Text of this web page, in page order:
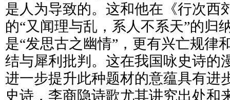
是人为导致的。这和他在《行次西
的“又闻理与乱，系人不系天”的归
是“发思古之幽情”，更有兴亡规律
结与犀利批判。这在我国咏史诗的
进一步提升此种题材的意蕴具有进
史诗，李商隐诗歌尤其讲究出处和